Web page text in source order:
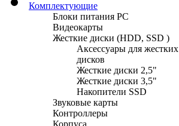
Комплектующие
Блоки питания PC
Видеокарты
Жесткие диски (HDD, SSD )
Аксессуары для жестких
дисков
Жесткие диски 2,5"
Жесткие диски 3,5"
Накопители SSD
Звуковые карты
Контроллеры